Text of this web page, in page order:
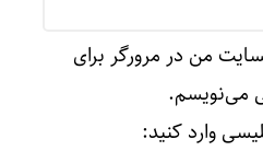
من در مرورگر برای
می‌نویسم.
وارد کنید: